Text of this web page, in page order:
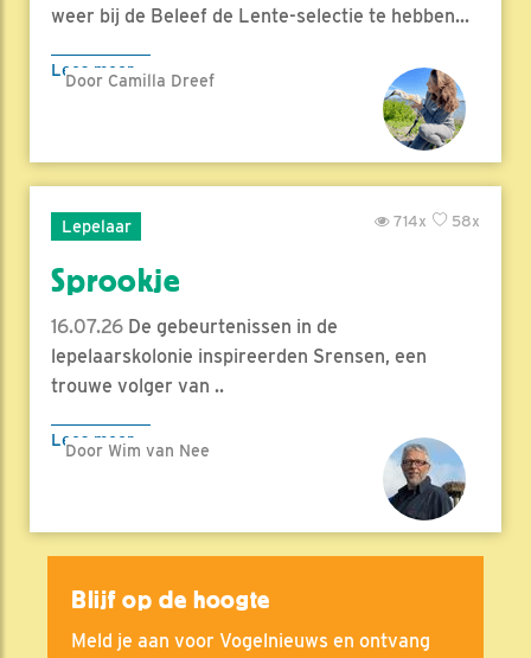
weer bij de Beleef de Lente-selectie te hebben...
Lees meer
Door Camilla Dreef
Lepelaar 58x
714x
Sprookje
16.07.26 De gebeurtenissen in de
lepelaarskolonie inspireerden Srensen, een
trouwe volger van ..
Lees meer
Door Wim van Nee
Blijf op de hoogte
Meld je aan voor Vogelnieuws en ontvang